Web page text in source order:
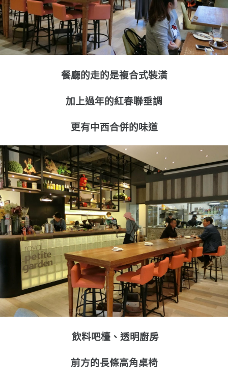
餐廳的走的是複合式裝潢
加上過年的紅春聯垂調
更有中西合併的味道
飲料吧檯、透明廚房
前方的長條高角桌椅